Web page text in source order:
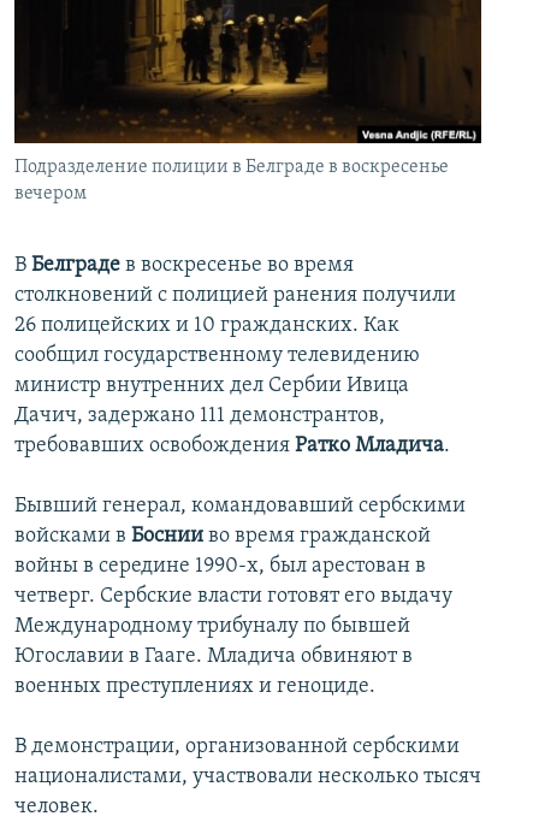
İNFOQRAFIKA
AZƏRBAYCAN ƏDƏBIYYATI KITABXANASI
İSLAM VƏ DEMOKRATIYA
İZ - MƏDƏNIYYƏT PROQRAMI
PEŞƏ ETIKASI VƏ JURNALISTIKA STANDARTLARIMIZ
MATERIALLARIMIZDAN ISTIFADƏ
BIZIMLƏ ƏLAQƏ
RFE/RL-in bütün saytları
Подразделение полиции в Белграде в воскресенье
вечером
В Белграде в воскресенье во время
столкновений с полицией ранения получили
26 полицейских и 10 гражданских. Как
сообщил государственному телевидению
министр внутренних дел Сербии Ивица
Дачич, задержано 111 демонстрантов,
требовавших освобождения Ратко Младича.
Бывший генерал, командовавший сербскими
войсками в Боснии во время гражданской
войны в середине 1990-х, был арестован в
четверг. Сербские власти готовят его выдачу
Международному трибуналу по бывшей
Югославии в Гааге. Младича обвиняют в
военных преступлениях и геноциде.
В демонстрации, организованной сербскими
националистами, участвовали несколько тысяч
человек.